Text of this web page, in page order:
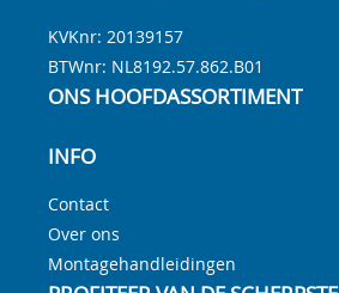
KVKnr: 20139157
BTWnr: NL8192.57.862.B01
ONS HOOFDASSORTIMENT
INFO
Contact
Over ons
Montagehandleidingen